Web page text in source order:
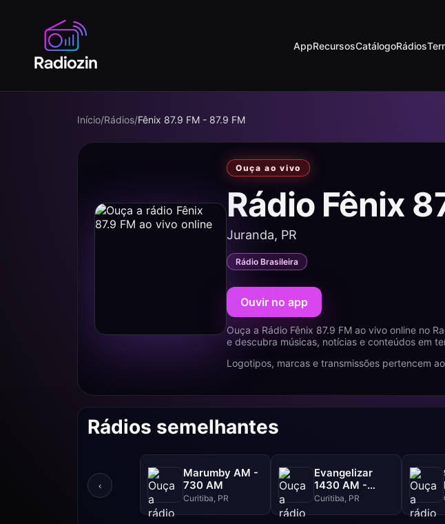
AppRecursosCatálogoRádios
Início/Rádios/Fênix 87.9 FM - 87.9 FM
Ouça ao vivo
Rádio Fênix
Juranda, PR
Rádio Brasileira
Ouvir no app
Ouça a Rádio Fênix 87.9 FM ao vivo online no
e descubra músicas, notícias e conteúdos em
Logotipos, marcas e transmissões pertencem
Rádios semelhantes
‹
Marumby AM -
730 AM
Curitiba, PR
Evangelizar
1430 AM -
1430 AM
Curitiba, PR